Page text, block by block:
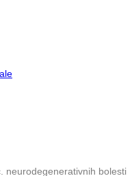
neurodegenerativnih bolesti